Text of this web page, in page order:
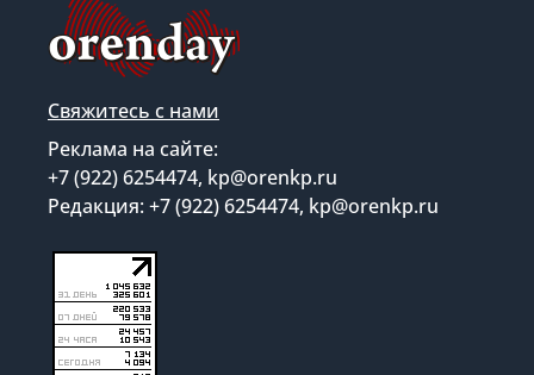
Свяжитесь с нами
Реклама на сайте:
+7 (922) 6254474, kp@orenkp.ru
Редакция: +7 (922) 6254474, kp@orenkp.ru